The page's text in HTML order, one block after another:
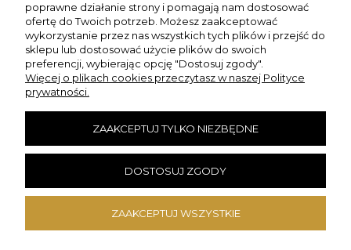
INFORMACJE
O NAS
DANE KONTAKTOWE
Szybkie Zwroty
poprawne działanie strony i pomagają nam dostosować
ofertę do Twoich potrzeb. Możesz zaakceptować
wykorzystanie przez nas wszystkich tych plików i przejść do
sklepu lub dostosować użycie plików do swoich
preferencji, wybierając opcję "Dostosuj zgody".
Więcej o plikach cookies przeczytasz w naszej Polityce
prywatności.
ZAAKCEPTUJ TYLKO NIEZBĘDNE
DOSTOSUJ ZGODY
ZAAKCEPTUJ WSZYSTKIE